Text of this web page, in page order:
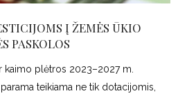
Į ŽEMĖS ŪKIO
PASKOLOS
kaimo plėtros 2023–2027 m.
teikiama ne tik dotacijomis,